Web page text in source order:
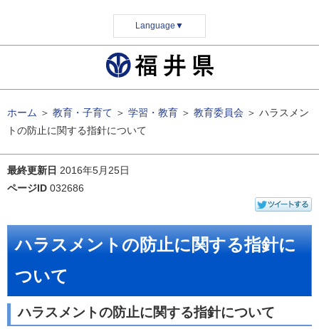
Language ▼
ホーム ＞ 教育・子育て ＞ 学習・教育 ＞ 教育委員会 ＞ ハラスメン
トの防止に関する指針について
最終更新日 2016年5月25日
ページID 032686
ハラスメントの防止に関する指針に
ついて
ハラスメントの防止に関する指針について